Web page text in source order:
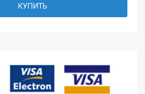
КУПИТЬ